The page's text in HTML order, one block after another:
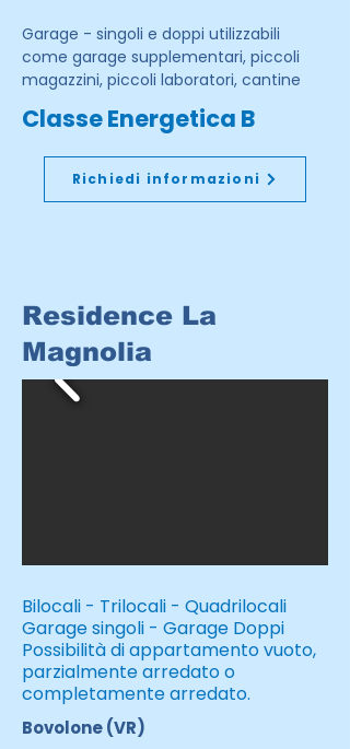
Garage - singoli e doppi utilizzabili
come garage supplementari, piccoli
magazzini, piccoli laboratori, cantine
Classe Energetica B
Richiedi informazioni
Residence La
Magnolia
Bilocali - Trilocali - Quadrilocali
Garage singoli - Garage Doppi
Possibilità di appartamento vuoto,
parzialmente arredato o
completamente arredato.
Bovolone (VR)